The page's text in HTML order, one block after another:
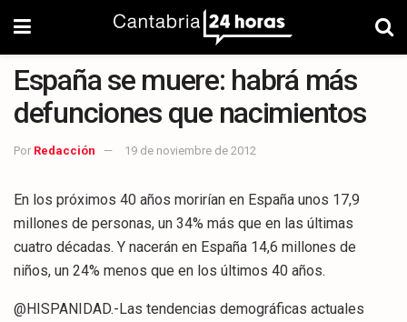
España se muere: habrá más
defunciones que nacimientos
Por Redacción 19 de noviembre de 2012
En los próximos 40 años morirían en España unos 17,9
millones de personas, un 34% más que en las últimas
cuatro décadas. Y nacerán en España 14,6 millones de
niños, un 24% menos que en los últimos 40 años.
@HISPANIDAD.-Las tendencias demográficas actuales